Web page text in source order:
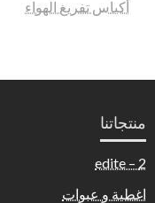
أكياس تفريغ الهواء
منتجاتنا
2 – edite
اغطية و عبوات